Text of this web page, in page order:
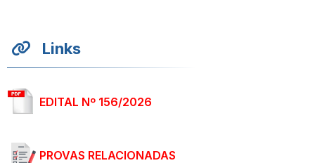
Links
EDITAL Nº 156/2026
PROVAS RELACIONADAS